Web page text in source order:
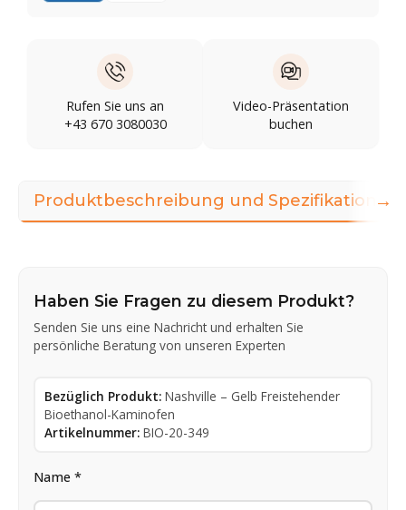
Rufen Sie uns an
+43 670 3080030
Video-Präsentation
buchen
Produktbeschreibung und Spezifikationen
Haben Sie Fragen zu diesem Produkt?
Senden Sie uns eine Nachricht und erhalten Sie
persönliche Beratung von unseren Experten
Bezüglich Produkt: Nashville – Gelb Freistehender
Bioethanol-Kaminofen
Artikelnummer: BIO-20-349
Name *
→